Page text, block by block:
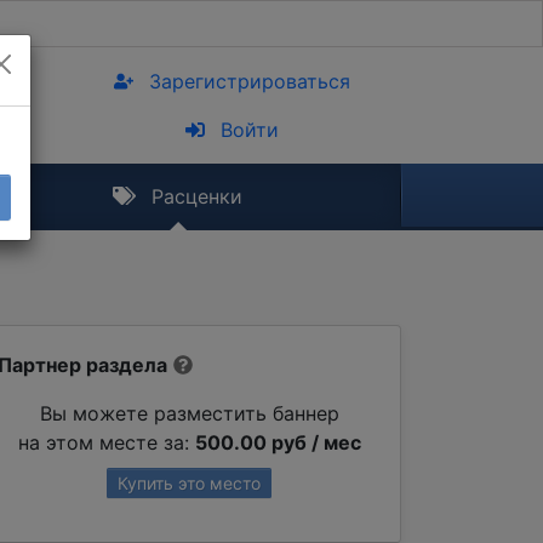
Зарегистрироваться
Войти
Расценки
Партнер раздела
Вы можете разместить баннер
на этом месте за: 500.00 руб / мес
Купить это место